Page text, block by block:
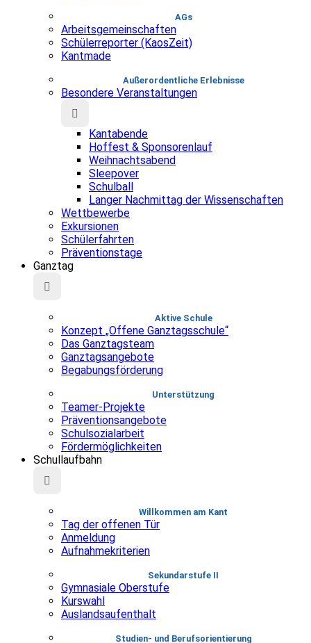
AGs
Arbeitsgemeinschaften
Schülerreporter (KaosZeit)
Kantmade
Au­ßer­or­dent­liche Erlebnisse
Besondere Veranstaltungen
Kantabende
Hoffest & Sponsorenlauf
Weihnachtsabend
Sleepover
Schulball
Langer Nachmittag der Wissenschaften
Wettbewerbe
Exkursionen
Schülerfahrten
Präventionstage
Ganztag
Aktive Schule
Konzept „Offene Ganztagsschule“
Das Ganztagsteam
Ganztagsangebote
Begabungsförderung
Unterstützung
Teamer-Projekte
Präventionsangebote
Schulsozialarbeit
Fördermöglichkeiten
Schullaufbahn
Willkommen am Kant
Tag der offenen Tür
Anmeldung
Aufnahmekriterien
Sekundarstufe II
Gymnasiale Oberstufe
Kurswahl
Auslandsaufenthalt
Studien- und Berufsorientierung